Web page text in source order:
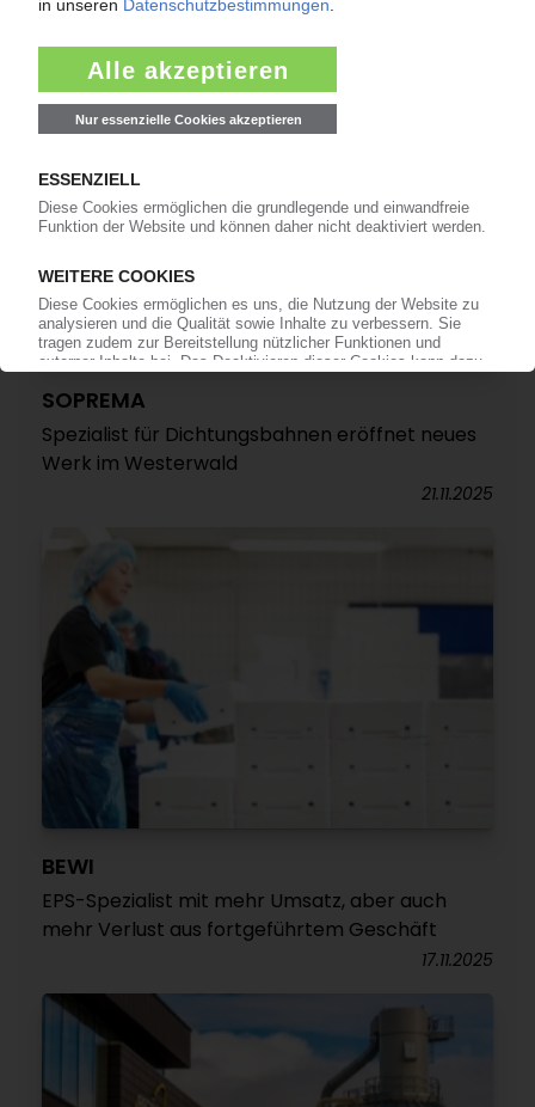
SOPREMA
Spezialist für Dichtungsbahnen eröffnet neues
Werk im Westerwald
21.11.2025
BEWI
EPS-Spezialist mit mehr Umsatz, aber auch
mehr Verlust aus fortgeführtem Geschäft
17.11.2025